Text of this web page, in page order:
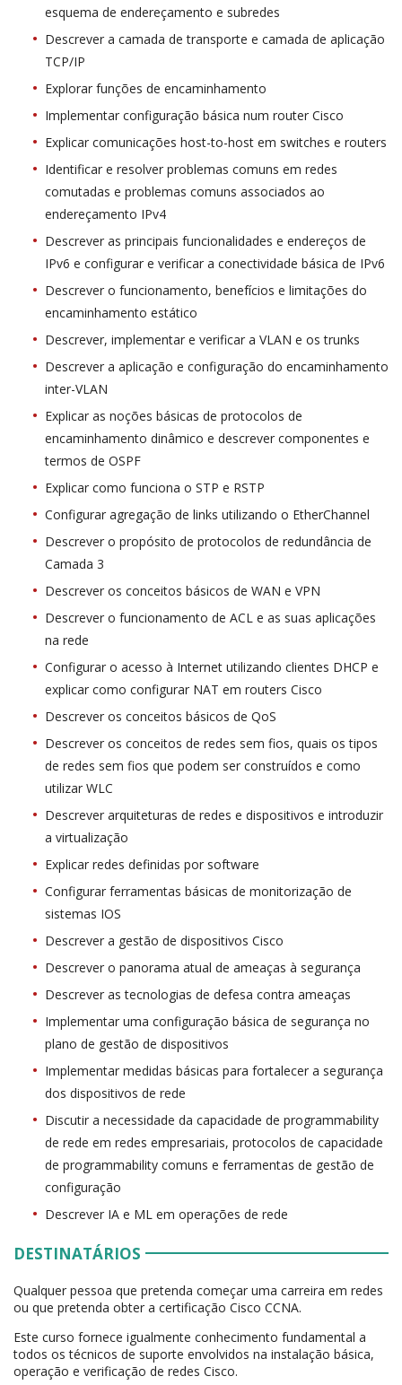
esquema de endereçamento e subredes
Descrever a camada de transporte e camada de aplicação
TCP/IP
Explorar funções de encaminhamento
Implementar configuração básica num router Cisco
Explicar comunicações host-to-host em switches e routers
Identificar e resolver problemas comuns em redes
comutadas e problemas comuns associados ao
endereçamento IPv4
Descrever as principais funcionalidades e endereços de
IPv6 e configurar e verificar a conectividade básica de IPv6
Descrever o funcionamento, benefícios e limitações do
encaminhamento estático
Descrever, implementar e verificar a VLAN e os trunks
Descrever a aplicação e configuração do encaminhamento
inter-VLAN
Explicar as noções básicas de protocolos de
encaminhamento dinâmico e descrever componentes e
termos de OSPF
Explicar como funciona o STP e RSTP
Configurar agregação de links utilizando o EtherChannel
Descrever o propósito de protocolos de redundância de
Camada 3
Descrever os conceitos básicos de WAN e VPN
Descrever o funcionamento de ACL e as suas aplicações
na rede
Configurar o acesso à Internet utilizando clientes DHCP e
explicar como configurar NAT em routers Cisco
Descrever os conceitos básicos de QoS
Descrever os conceitos de redes sem fios, quais os tipos
de redes sem fios que podem ser construídos e como
utilizar WLC
Descrever arquiteturas de redes e dispositivos e introduzir
a virtualização
Explicar redes definidas por software
Configurar ferramentas básicas de monitorização de
sistemas IOS
Descrever a gestão de dispositivos Cisco
Descrever o panorama atual de ameaças à segurança
Descrever as tecnologias de defesa contra ameaças
Implementar uma configuração básica de segurança no
plano de gestão de dispositivos
Implementar medidas básicas para fortalecer a segurança
dos dispositivos de rede
Discutir a necessidade da capacidade de programmability
de rede em redes empresariais, protocolos de capacidade
de programmability comuns e ferramentas de gestão de
configuração
Descrever IA e ML em operações de rede
DESTINATÁRIOS
Qualquer pessoa que pretenda começar uma carreira em redes
ou que pretenda obter a certificação Cisco CCNA.
Este curso fornece igualmente conhecimento fundamental a
todos os técnicos de suporte envolvidos na instalação básica,
operação e verificação de redes Cisco.